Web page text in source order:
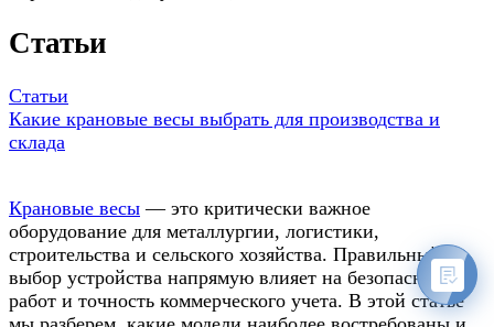
Статьи
Статьи
Какие крановые весы выбрать для производства и
склада
Крановые весы — это критически важное
оборудование для металлургии, логистики,
строительства и сельского хозяйства. Правильный
выбор устройства напрямую влияет на безопасность
работ и точность коммерческого учета. В этой статье